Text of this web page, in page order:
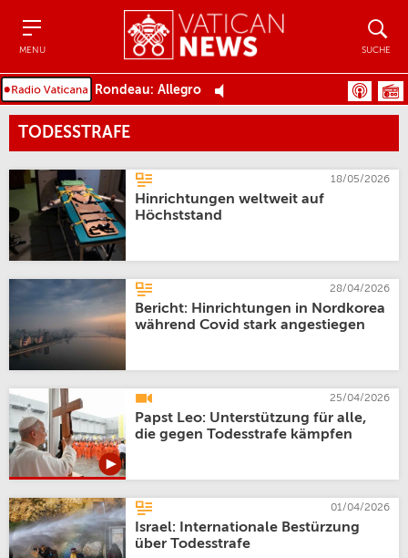
MENU SUCHE
Rondeau: Allegro
TODESSTRAFE
18/05/2026
Hinrichtungen weltweit auf
Höchststand
28/04/2026
Bericht: Hinrichtungen in Nordkorea
während Covid stark angestiegen
25/04/2026
Papst Leo: Unterstützung für alle,
die gegen Todesstrafe kämpfen
01/04/2026
Israel: Internationale Bestürzung
über Todesstrafe